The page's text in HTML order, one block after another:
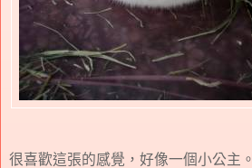
很喜歡這張的感覺，好像一個小公主。